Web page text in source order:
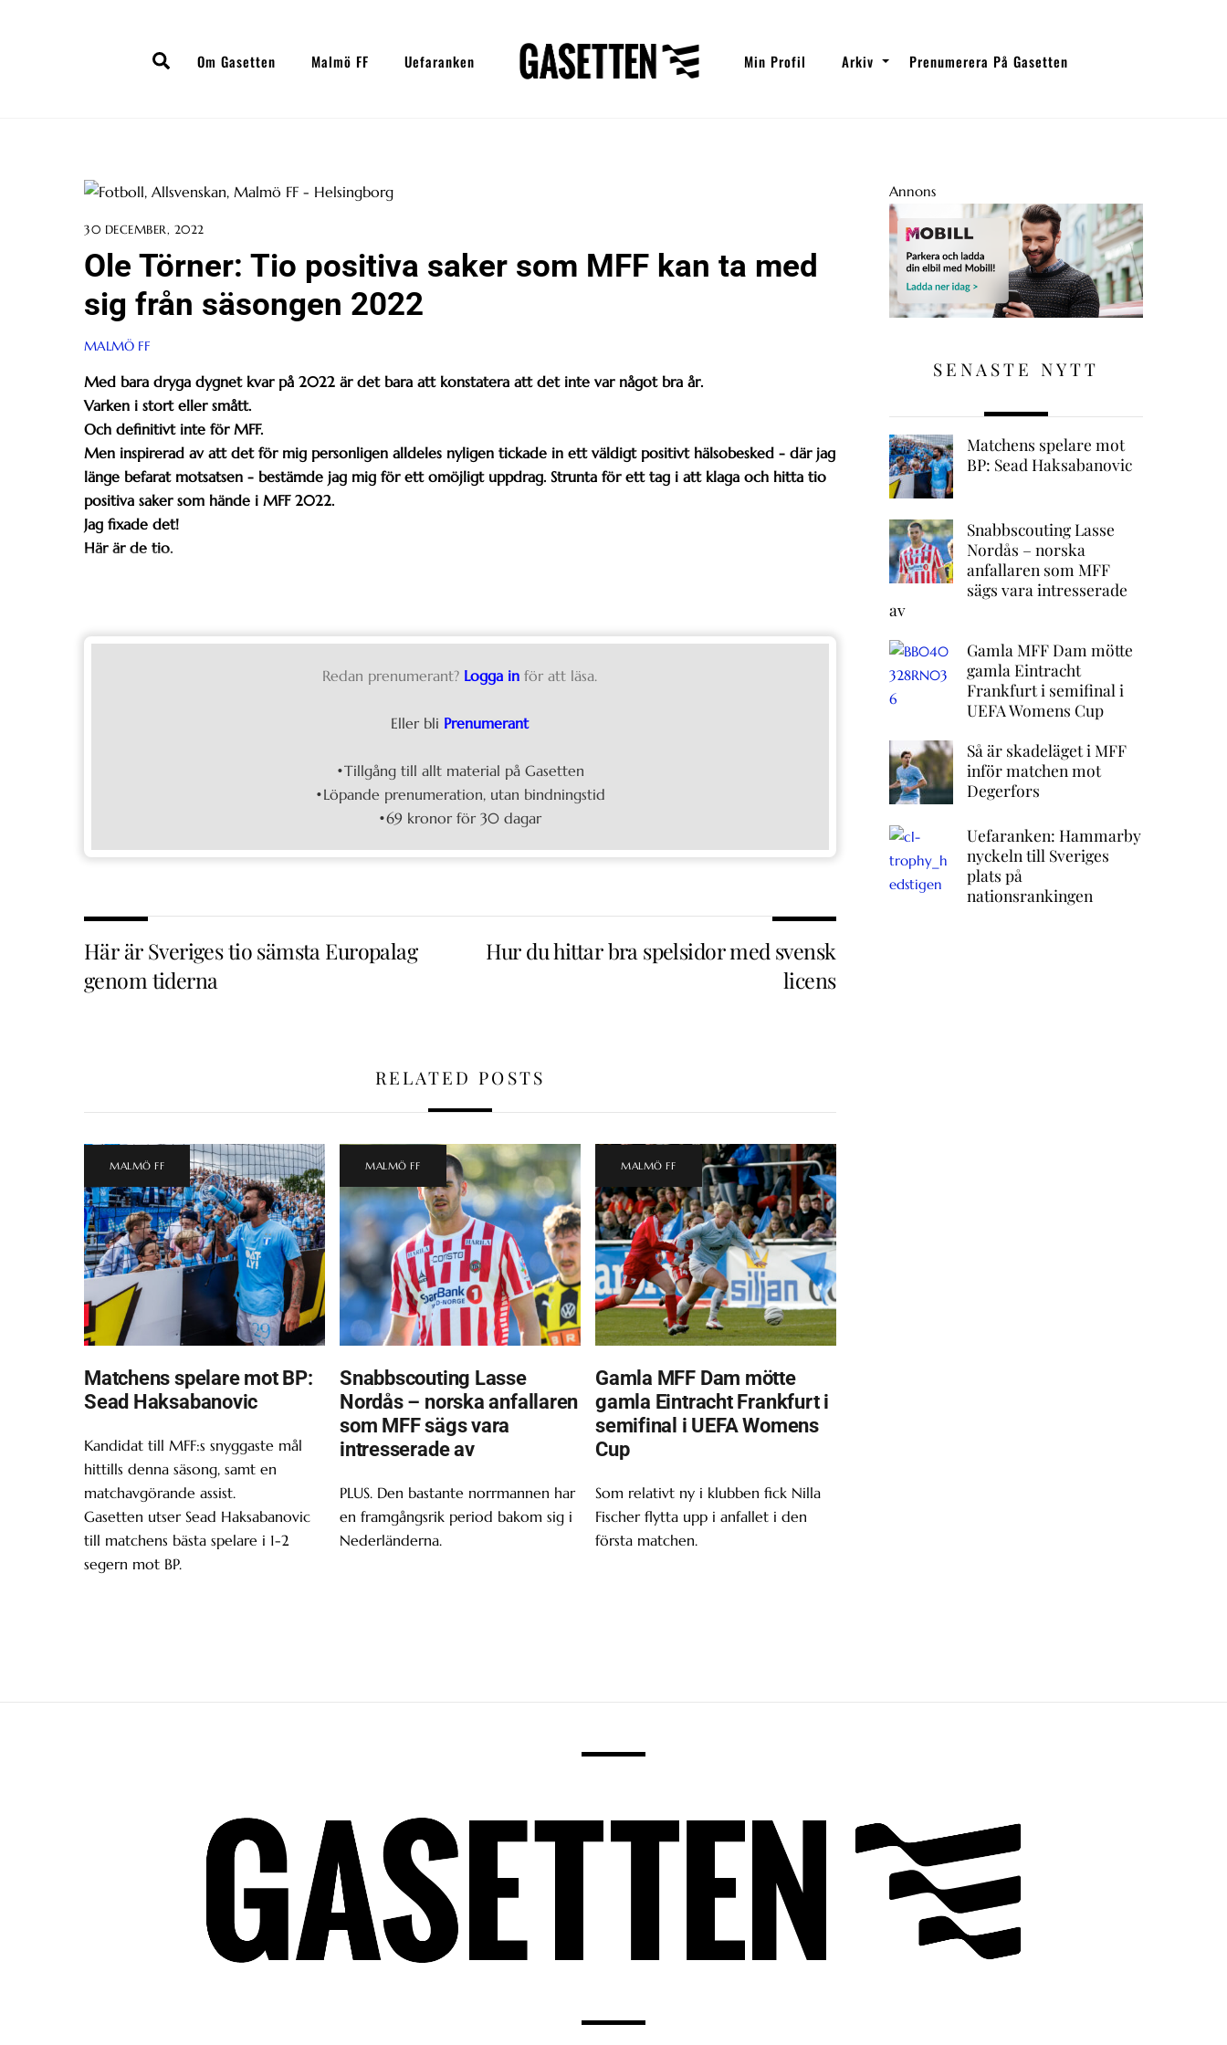
SearchOm Gasetten Malmö FF Uefaranken Min Profil Arkiv Prenumerera På Gasetten
30 DECEMBER, 2022
Ole Törner: Tio positiva saker som MFF kan ta med
sig från säsongen 2022
MALMÖ FF
Med bara dryga dygnet kvar på 2022 är det bara att konstatera att det inte var något bra år.
Varken i stort eller smått.
Och definitivt inte för MFF.
Men inspirerad av att det för mig personligen alldeles nyligen tickade in ett väldigt positivt hälsobesked - där jag
länge befarat motsatsen - bestämde jag mig för ett omöjligt uppdrag. Strunta för ett tag i att klaga och hitta tio
positiva saker som hände i MFF 2022.
Jag fixade det!
Här är de tio.
Redan prenumerant? Logga in för att läsa.
Eller bli Prenumerant
•Tillgång till allt material på Gasetten
•Löpande prenumeration, utan bindningstid
•69 kronor för 30 dagar
Här är Sveriges tio sämsta Europalag
genom tiderna
Hur du hittar bra spelsidor med svensk
licens
RELATED POSTS
MALMÖ FF
Matchens spelare mot BP:
Sead Haksabanovic
Kandidat till MFF:s snyggaste mål
hittills denna säsong, samt en
matchavgörande assist.
Gasetten utser Sead Haksabanovic
till matchens bästa spelare i 1-2
segern mot BP.
MALMÖ FF
Snabbscouting Lasse
Nordås – norska anfallaren
som MFF sägs vara
intresserade av
PLUS. Den bastante norrmannen har
en framgångsrik period bakom sig i
Nederländerna.
MALMÖ FF
Gamla MFF Dam mötte
gamla Eintracht Frankfurt i
semifinal i UEFA Womens
Cup
Som relativt ny i klubben fick Nilla
Fischer flytta upp i anfallet i den
första matchen.
Annons
SENASTE NYTT
Matchens spelare mot
BP: Sead Haksabanovic
Snabbscouting Lasse
Nordås – norska
anfallaren som MFF
sägs vara intresserade
av
Gamla MFF Dam mötte
gamla Eintracht
Frankfurt i semifinal i
UEFA Womens Cup
Så är skadeläget i MFF
inför matchen mot
Degerfors
Uefaranken: Hammarby
nyckeln till Sveriges
plats på
nationsrankingen